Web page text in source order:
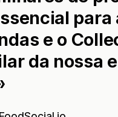
e o
da nossa